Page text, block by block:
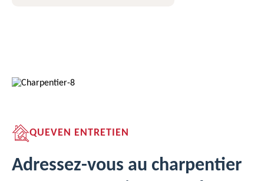
QUEVEN ENTRETIEN
Adressez-vous au charpentier